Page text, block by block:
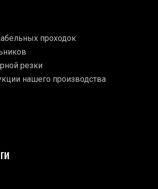
проходок
резки
нашего производства